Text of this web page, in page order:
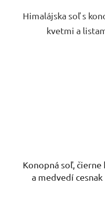
Himalájska soľ s
kvetmi a
Konopná soľ, čierne
a medvedí cesnak